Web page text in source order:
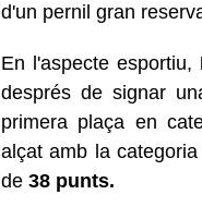
d'un pernil gran
En l'aspecte esportiu,
després de signar
primera plaça en
alçat amb la
de 38 punts.